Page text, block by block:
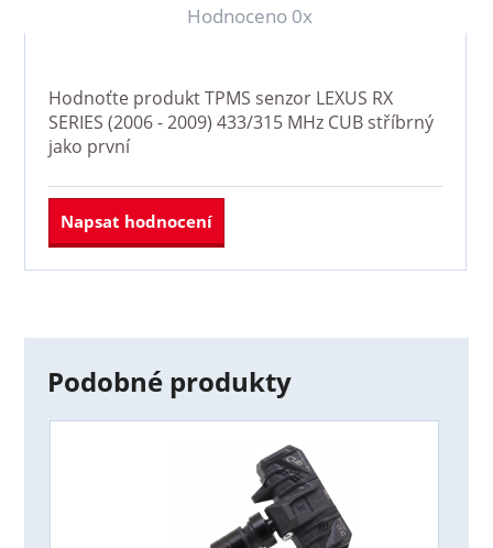
Hodnoceno 0x
Hodnoťte produktTPMS senzor LEXUS RX
SERIES (2006 - 2009) 433/315 MHz CUB stříbrný
jako první
Napsat hodnocení
Podobné produkty